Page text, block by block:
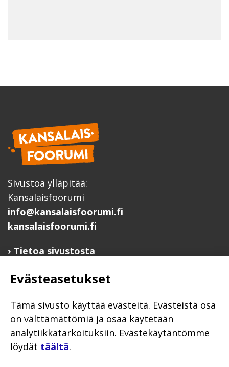
Sivustoa ylläpitää:
Kansalaisfoorumi
info@kansalaisfoorumi.fi
kansalaisfoorumi.fi
Tietoa sivustosta
Ilmoita järjestösi järjestöhakemistoon
Järjestötietäjä-testi
Anna palautetta
Saavutettavuusseloste
Evästekäytännöt
Evästeasetukset
Tämä sivusto käyttää evästeitä. Evästeistä osa
on välttämättömiä ja osaa käytetään
analytiikkatarkoituksiin. Evästekäytäntömme
löydät täältä.